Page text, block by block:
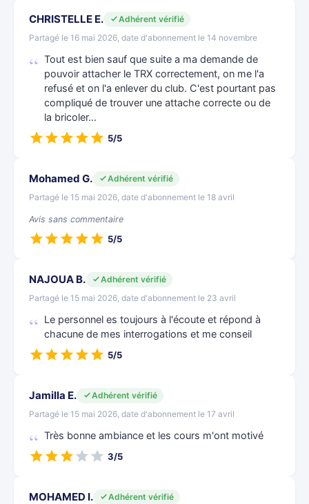
CHRISTELLE E.
Adhérent vérifié
Partagé le 16 mai 2026, date d'abonnement le 14 novembre
Tout est bien sauf que suite a ma demande de
pouvoir attacher le TRX correctement, on me l'a
refusé et on l'a enlever du club. C'est pourtant pas
compliqué de trouver une attache correcte ou de
la bricoler...
5/5
Mohamed G.
Adhérent vérifié
Partagé le 15 mai 2026, date d'abonnement le 18 avril
Avis sans commentaire
5/5
NAJOUA B.
Adhérent vérifié
Partagé le 15 mai 2026, date d'abonnement le 23 avril
Le personnel es toujours à l'écoute et répond à
chacune de mes interrogations et me conseil
5/5
Jamilla E.
Adhérent vérifié
Partagé le 15 mai 2026, date d'abonnement le 17 avril
Très bonne ambiance et les cours m'ont motivé
3/5
MOHAMED I.
Adhérent vérifié